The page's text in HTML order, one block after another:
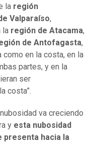
la región
Valparaíso,
la región de Atacama,
de Antofagasta,
en la costa, en la
partes, y en la
ser
costa”.
va creciendo
y esta nubosidad
presenta hacia la